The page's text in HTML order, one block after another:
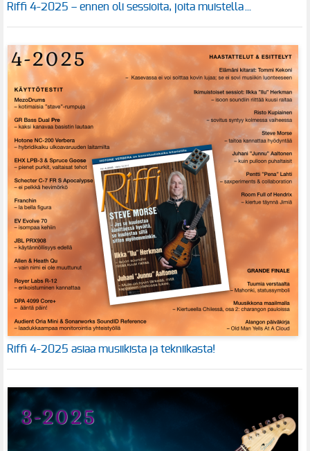
Riffi 4-2025 – ennen oli sessioita, joita muistella…
Riffi 4-2025 asiaa musiikista ja tekniikasta!